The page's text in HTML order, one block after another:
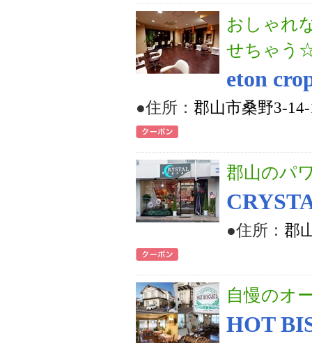
おしゃれ
せちゃう
eton
●住所： 郡山市桑野3-
郡山のパ
●住所： 郡
自慢のオ
HOT